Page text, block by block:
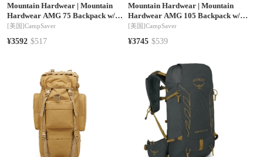
Mountain Hardwear| Mountain
Hardwear AMG 75 Backpack w/
Free Shipping — 5 models
[美国]CampSaver
¥3592 $517
Mountain Hardwear |Mountain
Hardwear AMG 105 Backpack w/
Free Shipping — 5 models
[美国]CampSaver
¥3745 $539